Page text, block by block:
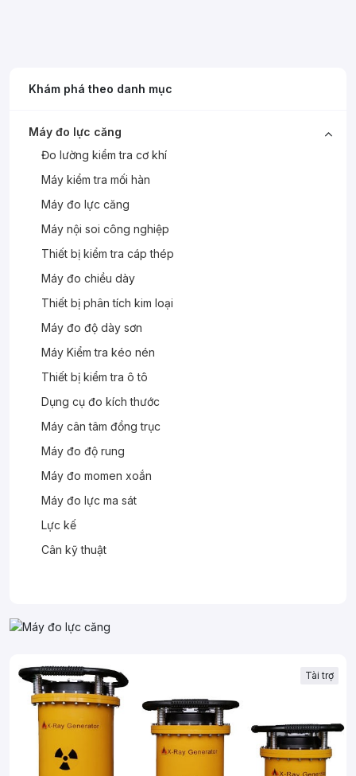
Khám phá theo danh mục
Máy đo lực căng
Đo lường kiểm tra cơ khí
Máy kiểm tra mối hàn
Máy đo lực căng
Máy nội soi công nghiệp
Thiết bị kiểm tra cáp thép
Máy đo chiều dày
Thiết bị phân tích kim loại
Máy đo độ dày sơn
Máy Kiểm tra kéo nén
Thiết bị kiểm tra ô tô
Dụng cụ đo kích thước
Máy cân tâm đồng trục
Máy đo độ rung
Máy đo momen xoắn
Máy đo lực ma sát
Lực kế
Cân kỹ thuật
Tài trợ